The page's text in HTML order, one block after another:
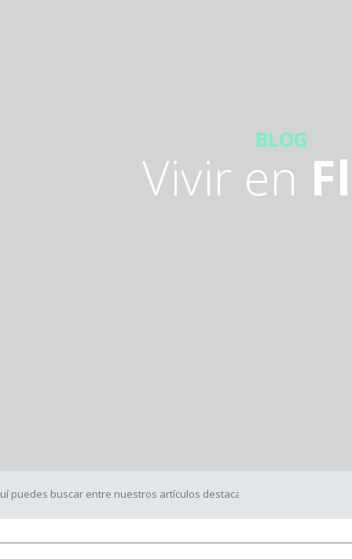
BLOG
Vivir en